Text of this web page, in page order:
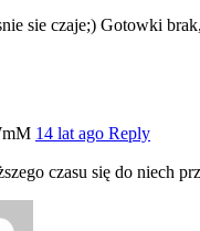
sie czaje;) Gotowki
14 lat ago Reply
czasu się do niech